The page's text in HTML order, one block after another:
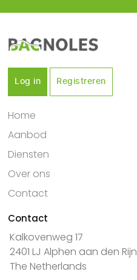
Log in Registreren
Home
Aanbod
Diensten
Over ons
Contact
Contact
Kalkovenweg 17
2401 LJ Alphen aan den Rijn
The Netherlands